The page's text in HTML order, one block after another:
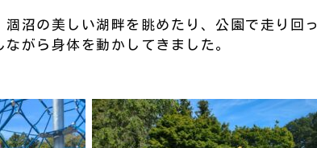
沼の美しい湖畔を眺めたり、公園で走り回っ
がら身体を動かしてきました。